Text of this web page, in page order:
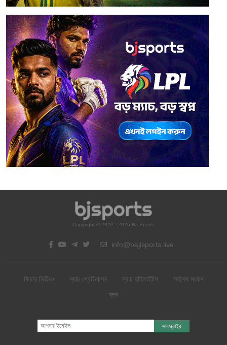
Copyright © 2020 - 2026 BJ Sports
info@bajisports.live
ফিচার ভিডিও ম্যাচ প্রেডিকশন ম্যাচ হাইলাইটস
সর্বশেষ সংবাদ
ব্লগ